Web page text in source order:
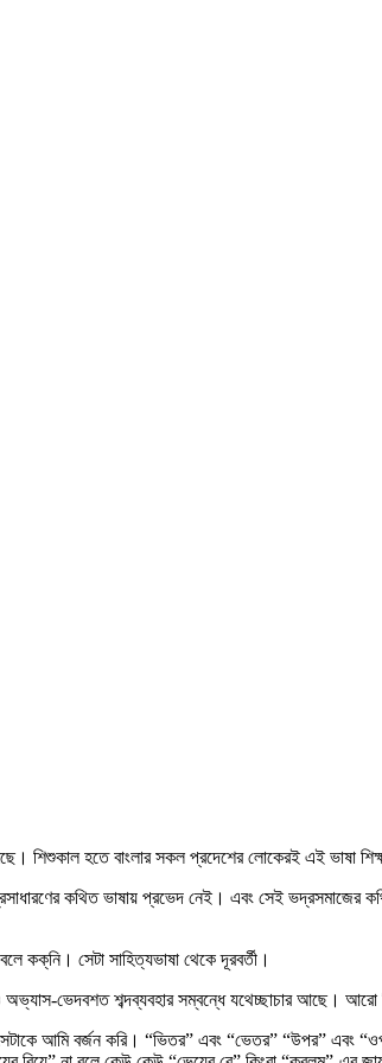
শিশুকাল হতে বাংলার সকল প্রদেশের লোকেরই এই ভাষা
কথিত ভাষায় প্রভেদ নেই। এবং সেই ভদ্রসমাজের
কক্‌নি। সেটা সাহিত্যভাষা থেকে দূরবর্তী।
ভেদবশত শব্দব্যবহার সম্বন্ধে যথেচ্ছাচার আছে। আরো
আমি বর্জন করি। “ভিতর” এবং “ভেতর” “উপর”